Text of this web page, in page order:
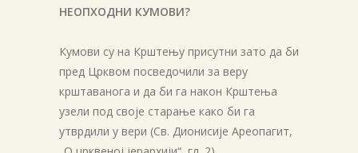
НЕОПХОДНИ КУМОВИ?
Кумови су на Крштењу присутни зато да би
пред Црквом посведочили за веру
крштаванога и да би гa након Крштења
узели под своје старање како би га
утврдили у вери (Св. Дионисије Ареопагит,